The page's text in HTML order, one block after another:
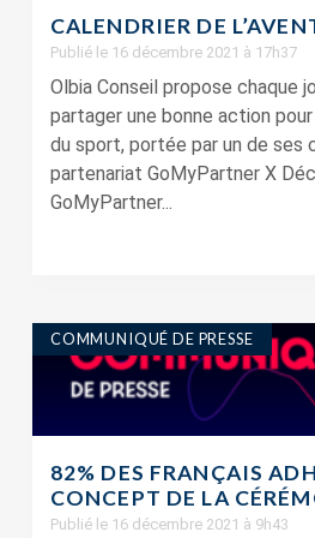
CALENDRIER DE
Publié le 16 décembre 2021 à 17h37
Olbia Conseil propose chaque
partager une bonne action
du sport, portée par un de ses
partenariat GoMyPartner X
GoMyPartner...
COMMUNIQUÉ DE PRESSE
82% DES FRANÇAIS
CONCEPT DE LA
Publié le 16 décembre 2021 à 9h43